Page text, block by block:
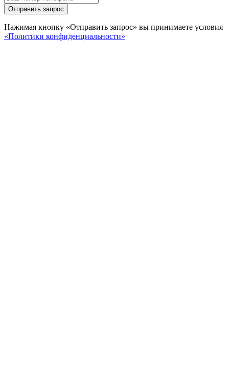
Отправить запрос
Нажимая кнопку «Отправить запрос» вы принимаете условия
«Политики конфиденциальности»